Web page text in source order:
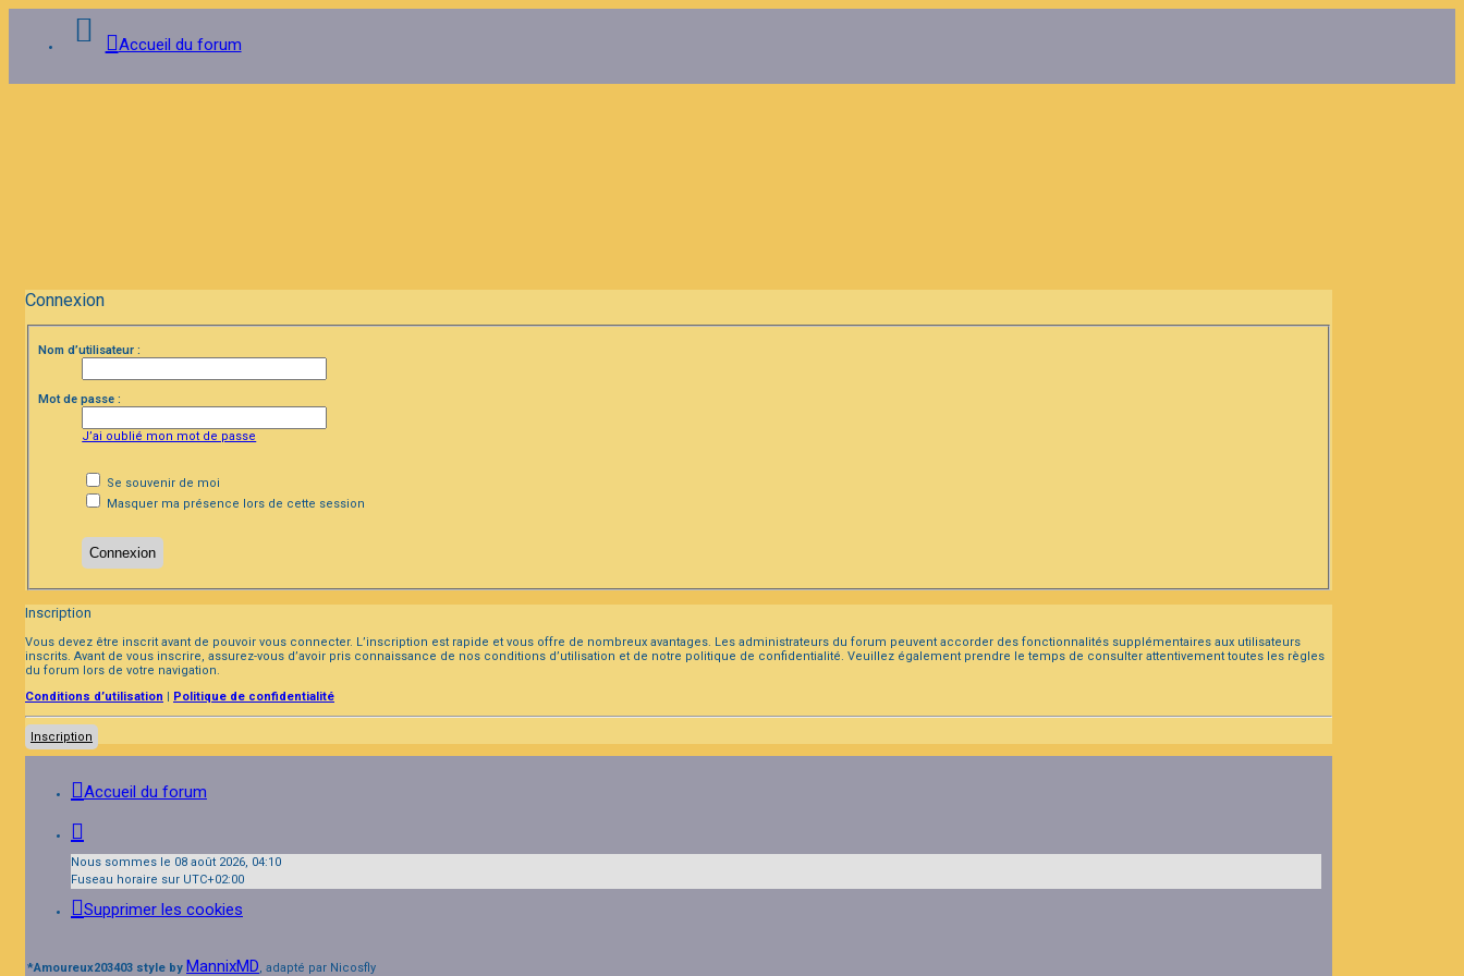
Accueil du forum
Connexion
Nom d’utilisateur :
Mot de passe :
J’ai oublié mon mot de passe
Se souvenir de moi
Masquer ma présence lors de cette session
Inscription
Vous devez être inscrit avant de pouvoir vous connecter. L’inscription est rapide et vous offre de nombreux avantages. Les administrateurs du forum peuvent accorder des fonctionnalités supplémentaires aux utilisateurs
inscrits. Avant de vous inscrire, assurez-vous d’avoir pris connaissance de nos conditions d’utilisation et de notre politique de confidentialité. Veuillez également prendre le temps de consulter attentivement toutes les règles
du forum lors de votre navigation.
Conditions d’utilisation | Politique de confidentialité
Inscription
Accueil du forum
Nous sommes le 08 août 2026, 04:10
Fuseau horaire sur UTC+02:00
Supprimer les cookies
*Amoureux203403 style by MannixMD, adapté par Nicosfly